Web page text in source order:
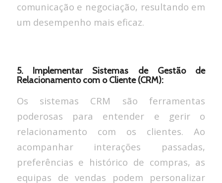
comunicação e negociação, resultando em
um desempenho mais eficaz.
5. Implementar Sistemas de Gestão de
Relacionamento com o Cliente (CRM):
Os sistemas CRM são ferramentas
poderosas para entender e gerir o
relacionamento com os clientes. Ao
acompanhar interações passadas,
preferências e histórico de compras, as
equipas de vendas podem personalizar